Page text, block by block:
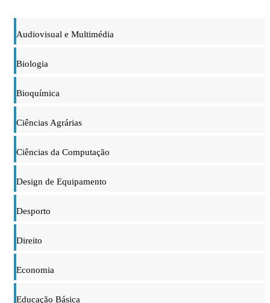
Audiovisual e Multimédia
Biologia
Bioquímica
Ciências Agrárias
Ciências da Computação
Design de Equipamento
Desporto
Direito
Economia
Educação Básica